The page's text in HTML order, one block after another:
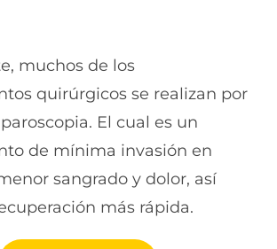
muchos de los
quirúrgicos se realizan por
El cual es un
de mínima invasión en
sangrado y dolor, así
más rápida.